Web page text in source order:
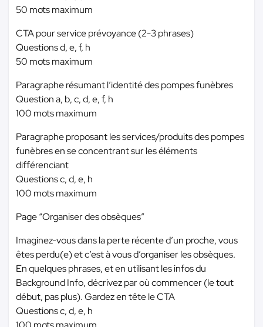
50 mots maximum
CTA pour service prévoyance (2-3 phrases)
Questions d, e, f, h
50 mots maximum
Paragraphe résumant l’identité des pompes funèbres
Question a, b, c, d, e, f, h
100 mots maximum
Paragraphe proposant les services/produits des pompes
funèbres en se concentrant sur les éléments
différenciant
Questions c, d, e, h
100 mots maximum
Page “Organiser des obsèques”
Imaginez-vous dans la perte récente d’un proche, vous
êtes perdu(e) et c’est à vous d’organiser les obsèques.
En quelques phrases, et en utilisant les infos du
Background Info, décrivez par où commencer (le tout
début, pas plus). Gardez en tête le CTA
Questions c, d, e, h